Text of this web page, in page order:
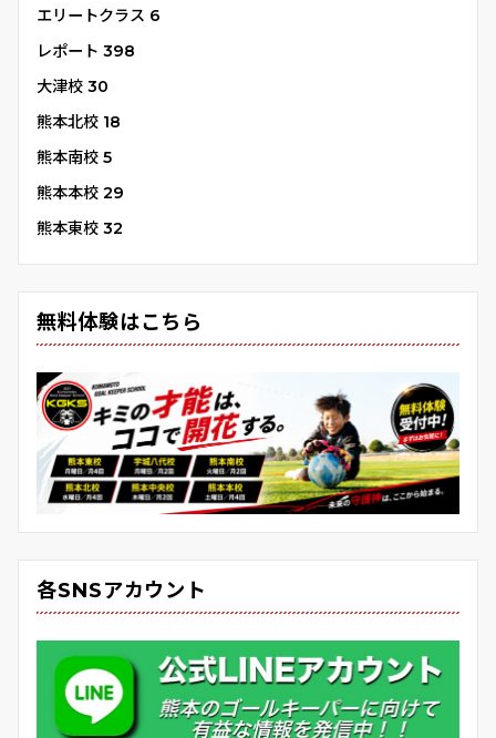
エリートクラス 6
レポート 398
大津校 30
熊本北校 18
熊本南校 5
熊本本校 29
熊本東校 32
無料体験はこちら
各SNSアカウント